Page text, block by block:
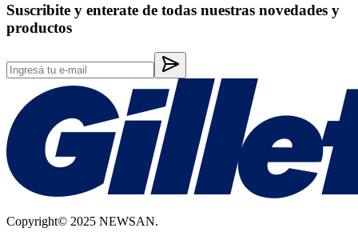
Suscribite y enterate de todas nuestras novedades y
productos
Copyright© 2025 NEWSAN.